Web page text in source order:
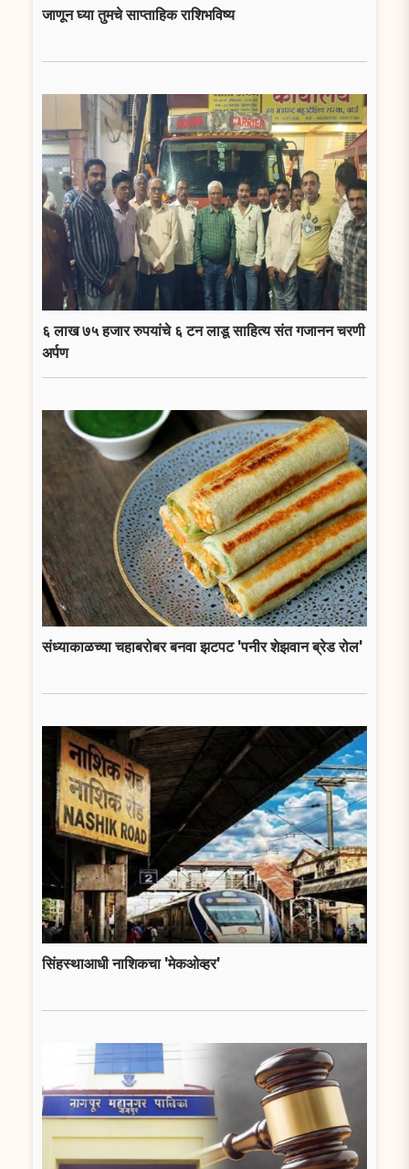
जाणून घ्या तुमचे साप्ताहिक राशिभविष्य
६ लाख ७५ हजार रुपयांचे ६ टन लाडू साहित्य संत गजानन चरणी
अर्पण
संध्याकाळच्या चहाबरोबर बनवा झटपट 'पनीर शेझवान ब्रेड रोल'
सिंहस्थाआधी नाशिकचा 'मेकओव्हर'